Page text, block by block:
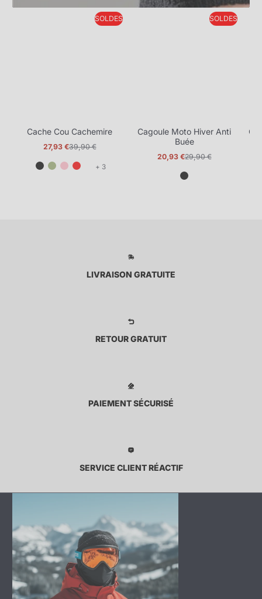
SOLDES
Cache Cou Cachemire
Prix
27,93 €
Prix
39,90 €
+ 3et
SOLDES
Cagoule Moto Hiver Anti
Buée
Prix
20,93 €
Prix
29,90 €
LIVRAISON GRATUITE
RETOUR GRATUIT
PAIEMENT SÉCURISÉ
SERVICE CLIENT RÉACTIF